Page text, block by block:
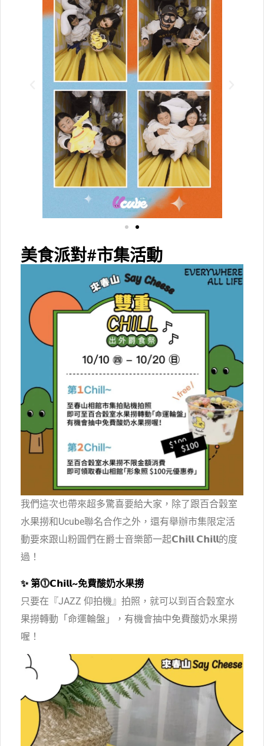
美食派對#市集活動
我們這次也帶來超多驚喜要給大家，除了跟百合穀室
水果撈和Ucube聯名合作之外，還有舉辦市集限定活
動要來跟山粉圓們在爵士音樂節一起𝗖𝗵𝗶𝗹𝗹 𝗖𝗵𝗶𝗹𝗹的度
過！
✨ 第⓵𝗖𝗵𝗶𝗹𝗹~免費酸奶水果撈
只要在『JAZZ 仰拍機』拍照，就可以到百合穀室水
果撈轉動「命運輪盤」，有機會抽中免費酸奶水果撈
喔！